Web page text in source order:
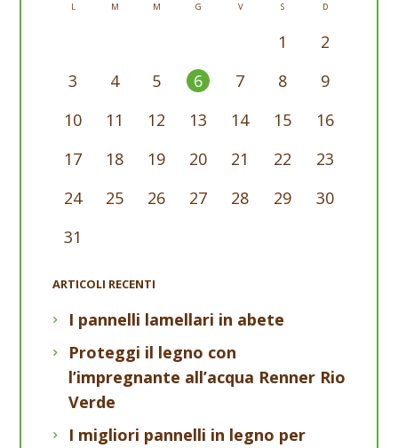
L M M G V S D
1
2
3
4 5 6 7 8
9
10
11 12 13 14 15
16
17
18 19 20 21 22
23
24
25 26 27 28 29
30
31
ARTICOLI RECENTI
I pannelli lamellari in abete
Proteggi il legno con
l’impregnante all’acqua Renner Rio
Verde
I migliori pannelli in legno per